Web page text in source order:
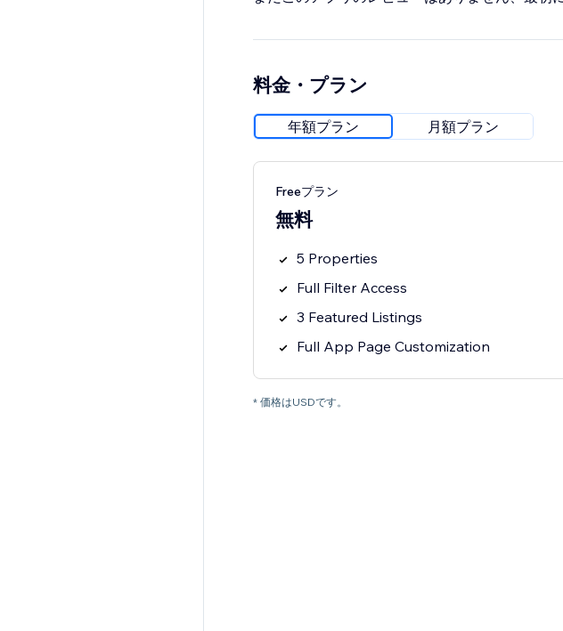
料金・プラン
年額プラン 月額プラン
Freeプラン
無料
5 Properties
Full Filter Access
3 Featured Listings
Full App Page Customization
* 価格はUSDです。